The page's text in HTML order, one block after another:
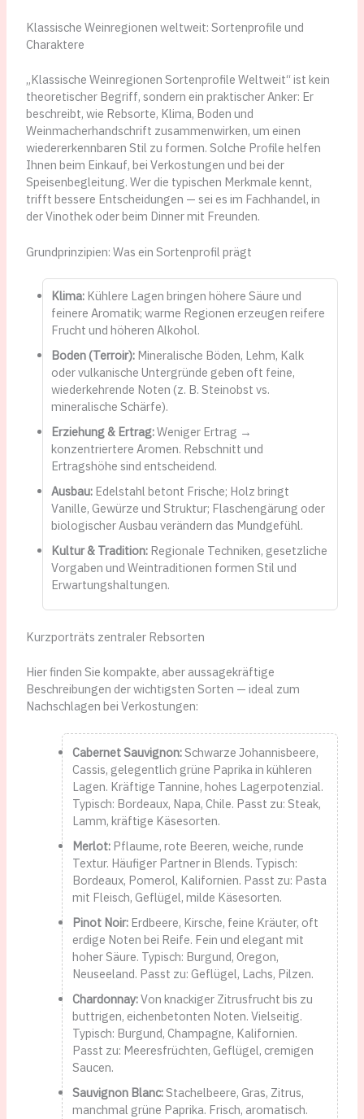
Klassische Weinregionen weltweit: Sortenprofile und
Charaktere
„Klassische Weinregionen Sortenprofile Weltweit“ ist kein
theoretischer Begriff, sondern ein praktischer Anker: Er
beschreibt, wie Rebsorte, Klima, Boden und
Weinmacherhandschrift zusammenwirken, um einen
wiedererkennbaren Stil zu formen. Solche Profile helfen
Ihnen beim Einkauf, bei Verkostungen und bei der
Speisenbegleitung. Wer die typischen Merkmale kennt,
trifft bessere Entscheidungen — sei es im Fachhandel, in
der Vinothek oder beim Dinner mit Freunden.
Grundprinzipien: Was ein Sortenprofil prägt
Klima:Kühlere Lagen bringen höhere Säure und
feinere Aromatik; warme Regionen erzeugen reifere
Frucht und höheren Alkohol.
Boden (Terroir):Mineralische Böden, Lehm, Kalk
oder vulkanische Untergründe geben oft feine,
wiederkehrende Noten (z. B. Steinobst vs.
mineralische Schärfe).
Erziehung & Ertrag:Weniger Ertrag →
konzentriertere Aromen. Rebschnitt und
Ertragshöhe sind entscheidend.
Ausbau:Edelstahl betont Frische; Holz bringt
Vanille, Gewürze und Struktur; Flaschengärung oder
biologischer Ausbau verändern das Mundgefühl.
Kultur & Tradition:Regionale Techniken, gesetzliche
Vorgaben und Weintraditionen formen Stil und
Erwartungshaltungen.
Kurzporträts zentraler Rebsorten
Hier finden Sie kompakte, aber aussagekräftige
Beschreibungen der wichtigsten Sorten — ideal zum
Nachschlagen bei Verkostungen:
Cabernet Sauvignon:Schwarze Johannisbeere,
Cassis, gelegentlich grüne Paprika in kühleren
Lagen. Kräftige Tannine, hohes Lagerpotenzial.
Typisch: Bordeaux, Napa, Chile. Passt zu: Steak,
Lamm, kräftige Käsesorten.
Merlot:Pflaume, rote Beeren, weiche, runde
Textur. Häufiger Partner in Blends. Typisch:
Bordeaux, Pomerol, Kalifornien. Passt zu: Pasta
mit Fleisch, Geflügel, milde Käsesorten.
Pinot Noir:Erdbeere, Kirsche, feine Kräuter, oft
erdige Noten bei Reife. Fein und elegant mit
hoher Säure. Typisch: Burgund, Oregon,
Neuseeland. Passt zu: Geflügel, Lachs, Pilzen.
Chardonnay:Von knackiger Zitrusfrucht bis zu
buttrigen, eichenbetonten Noten. Vielseitig.
Typisch: Burgund, Champagne, Kalifornien.
Passt zu: Meeresfrüchten, Geflügel, cremigen
Saucen.
Sauvignon Blanc:Stachelbeere, Gras, Zitrus,
manchmal grüne Paprika. Frisch, aromatisch.